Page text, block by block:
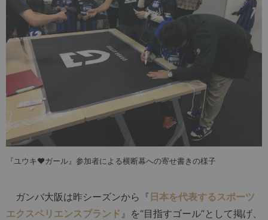
『ユウキ♥ガール』参加者による横断幕への寄せ書きの様子
ガンバ大阪は昨シーズンから『 日本を代表するスポーツ
エクスペリエンスブランド 』を“目指すゴール”として掲げ、